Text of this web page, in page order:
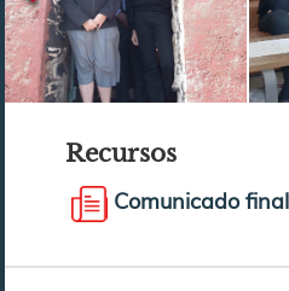
Recursos
Comunicado